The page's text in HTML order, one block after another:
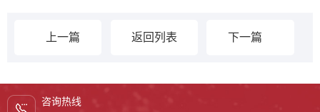
上一篇 返回列表 下一篇
咨询热线